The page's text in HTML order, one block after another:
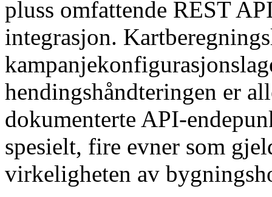
pluss omfattende REST
integrasjon.
hendingshåndteringen er
dokumenterte API-
spesielt, fire evner som
virkeligheten av